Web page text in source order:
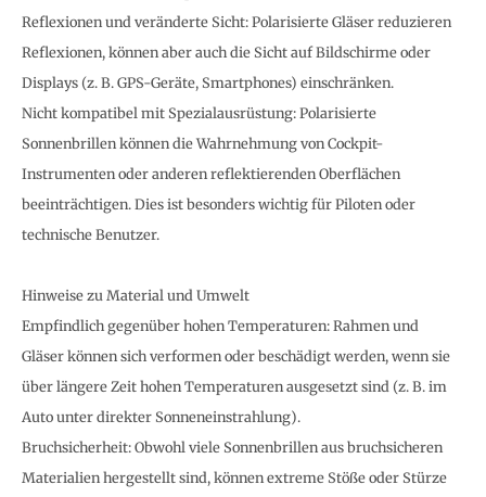
Reflexionen und veränderte Sicht: Polarisierte Gläser reduzieren
Reflexionen, können aber auch die Sicht auf Bildschirme oder
Displays (z. B. GPS-Geräte, Smartphones) einschränken.
Nicht kompatibel mit Spezialausrüstung: Polarisierte
Sonnenbrillen können die Wahrnehmung von Cockpit-
Instrumenten oder anderen reflektierenden Oberflächen
beeinträchtigen. Dies ist besonders wichtig für Piloten oder
technische Benutzer.
Hinweise zu Material und Umwelt
Empfindlich gegenüber hohen Temperaturen: Rahmen und
Gläser können sich verformen oder beschädigt werden, wenn sie
über längere Zeit hohen Temperaturen ausgesetzt sind (z. B. im
Auto unter direkter Sonneneinstrahlung).
Bruchsicherheit: Obwohl viele Sonnenbrillen aus bruchsicheren
Materialien hergestellt sind, können extreme Stöße oder Stürze